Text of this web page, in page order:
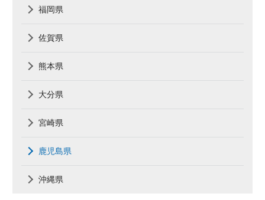
福岡県
佐賀県
熊本県
大分県
宮崎県
鹿児島県
沖縄県